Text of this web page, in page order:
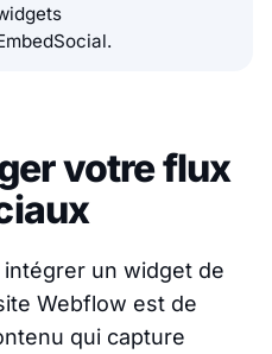
votre flux
un widget de
Webflow est de
qui capture